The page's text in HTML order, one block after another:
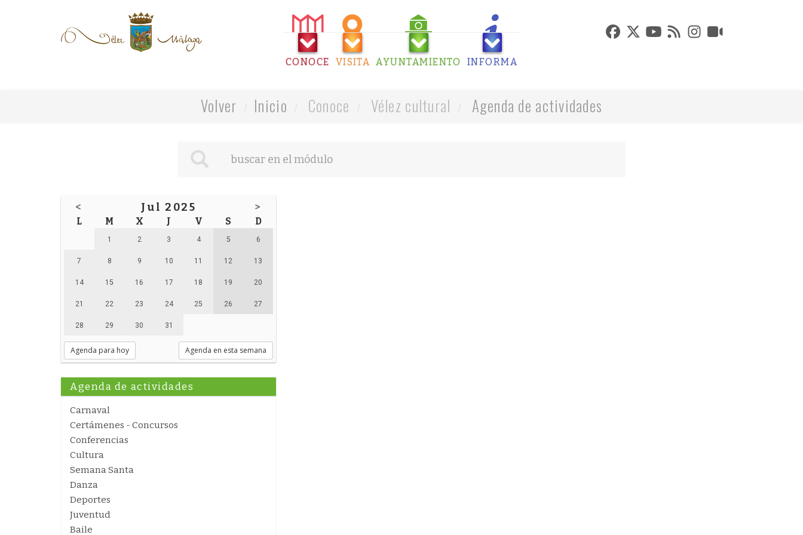
CONOCE VISITA AYUNTAMIENTO INFORMA
Volver Inicio Conoce Vélez cultural Agenda de actividades
< Jul 2025 >
L M X J V S D
1 2 3 4 5 6
7 8 9 10 11 12 13
14 15 16 17 18 19 20
21 22 23 24 25 26 27
28 29 30 31
Agenda para hoy Agenda en esta semana
Agenda de actividades
Carnaval
Certámenes - Concursos
Conferencias
Cultura
Semana Santa
Danza
Deportes
Juventud
Baile